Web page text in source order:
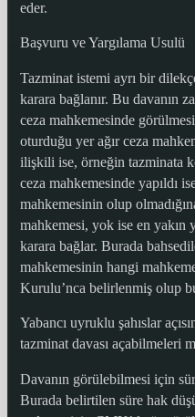
eder.
Başvuru ve Yargılama Usulü
Tazminat istemi ayrı bir
karara bağlanır. Bu davanın
ceza mahkemesinde
oturduğu yer ağır ceza
ilişkili ise, örneğin tazminata
ceza mahkemesinde yapıldı
mahkemesinin olup
mahkemesi, yok ise en yakın
karara bağlar. Burada
mahkemesinin hangi
Kurulu’nca belirlenmiş olup
Yabancı uyruklu şahıslar
tazminat davası açabilmeleri
Davanın görülebilmesi için
Burada belirtilen süre hak